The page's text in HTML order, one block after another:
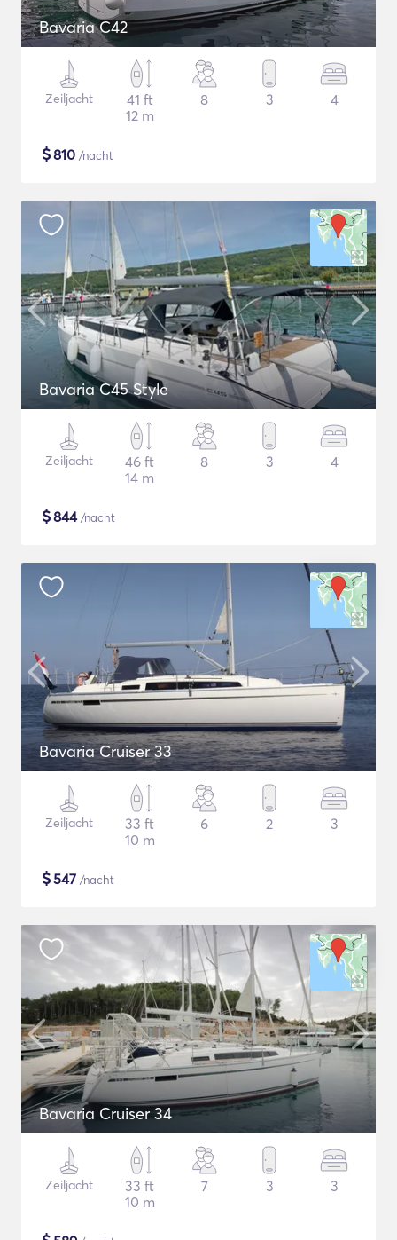
Bavaria C42
Zeiljacht
41 ft
12 m
8 3 4
$810 /nacht
Bavaria C45 Style
Zeiljacht
46 ft
14 m
8 3 4
$844/nacht
Bavaria Cruiser 33
Zeiljacht
33 ft
10 m
6 2 3
$547 /nacht
Bavaria Cruiser 34
Zeiljacht
33 ft
10 m
7 3 3